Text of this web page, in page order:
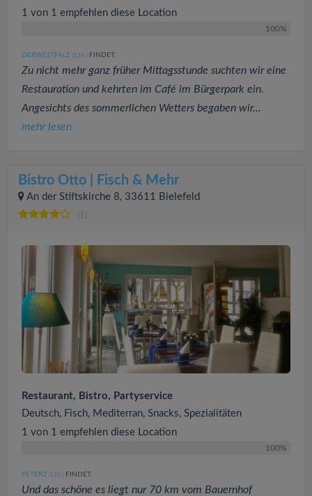
1 von 1 empfehlen diese Location
100%
DERWESTFALE (139 ) FINDET:
Zu nicht mehr ganz früher Mittagsstunde suchten wir eine
Restauration und kehrten im Café im Bürgerpark ein.
Angesichts des sommerlichen Wetters begaben wir...
mehr lesen
Bistro Otto | Fisch & Mehr
An der Stiftskirche 8, 33611 Bielefeld
(1)
Restaurant, Bistro, Partyservice
Deutsch, Fisch, Mediterran, Snacks, Spezialitäten
1 von 1 empfehlen diese Location
100%
PETER3 (122 ) FINDET:
Und das schöne es liegt nur 70 km vom Bauernhof